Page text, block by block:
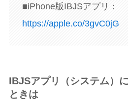
■iPhone版IBJSアプリ：
https://apple.co/3gvC0jG
IBJSアプリ（システム）
ときは